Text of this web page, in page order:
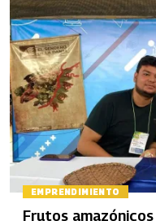
EMPRENDIMIENTO
Frutos